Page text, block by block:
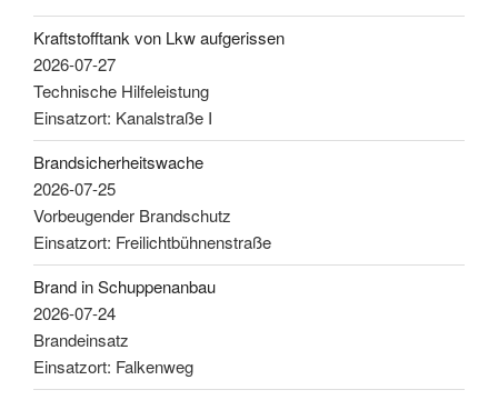
Kraftstofftank von Lkw aufgerissen
2026-07-27
Technische Hilfeleistung
Einsatzort: Kanalstraße I
Brandsicherheitswache
2026-07-25
Vorbeugender Brandschutz
Einsatzort: Freilichtbühnenstraße
Brand in Schuppenanbau
2026-07-24
Brandeinsatz
Einsatzort: Falkenweg